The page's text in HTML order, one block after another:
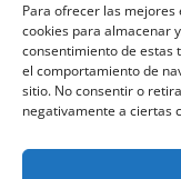
Para ofrecer las
cookies para almacenar
consentimiento de estas
el comportamiento de
sitio. No consentir o
negativamente a ciertas